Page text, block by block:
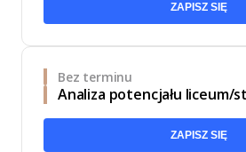
ZAPISZ SIĘ
Bez terminu
Analiza potencjału liceum/
ZAPISZ SIĘ